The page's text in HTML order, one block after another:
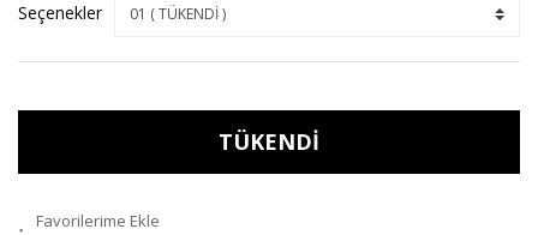
Seçenekler
TÜKENDİ